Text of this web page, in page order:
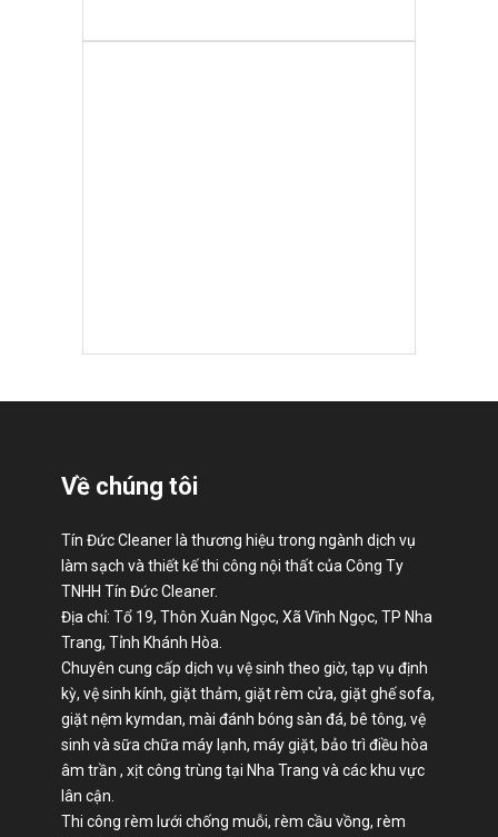
Về chúng tôi
Tín Đức Cleaner là thương hiệu trong ngành dịch vụ
làm sạch và thiết kế thi công nội thất của Công Ty
TNHH Tín Đức Cleaner.
Địa chỉ: Tổ 19, Thôn Xuân Ngọc, Xã Vĩnh Ngọc, TP Nha
Trang, Tỉnh Khánh Hòa.
Chuyên cung cấp dịch vụ vệ sinh theo giờ, tạp vụ định
kỳ, vệ sinh kính, giặt thảm, giặt rèm cửa, giặt ghế sofa,
giặt nệm kymdan, mài đánh bóng sàn đá, bê tông, vệ
sinh và sữa chữa máy lạnh, máy giặt, bảo trì điều hòa
âm trần , xịt công trùng tại Nha Trang và các khu vực
lân cận.
Thi công rèm lưới chống muỗi, rèm cầu vồng, rèm